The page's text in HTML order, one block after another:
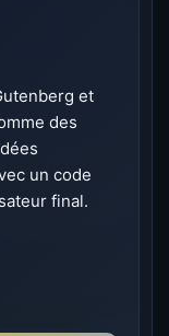
et
des
un code
final.